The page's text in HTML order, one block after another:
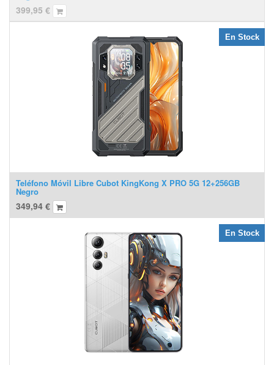
399,95 €
Teléfono Móvil Libre Cubot KingKong X PRO 5G 12+256GB
Negro
349,94 €
En Stock
En Stock